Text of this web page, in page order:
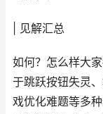
| 见解汇总
如何？怎么样大
于跳跃按钮失灵
戏优化难题等多